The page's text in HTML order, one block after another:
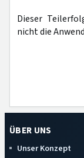
Dieser
nicht die
ÜBER UNS
Unser Konzept